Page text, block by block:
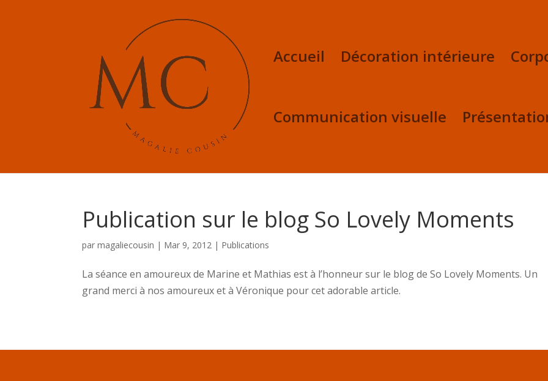
Accueil Décoration intérieure
Communication visuelle
Publication sur le blog So Lovely Moments
parmagaliecousin | Mar 9, 2012 | Publications
La séance en amoureux de Marine et Mathias est à l’honneur sur le blog de So Lovely Moments. Un
grand merci à nos amoureux et à Véronique pour cet adorable article.